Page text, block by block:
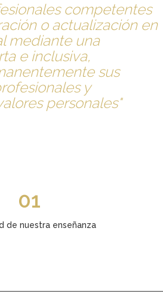
competentes
o actualización en
mediante una
e inclusiva,
sus
y
personales"
01
de nuestra enseñanza